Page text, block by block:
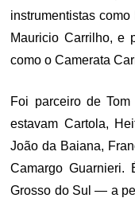
instrumentistas
Mauricio Carrilho, e
como o Camerata
Foi parceiro de
estavam Cartola,
João da Baiana,
Camargo
Grosso do Sul — a